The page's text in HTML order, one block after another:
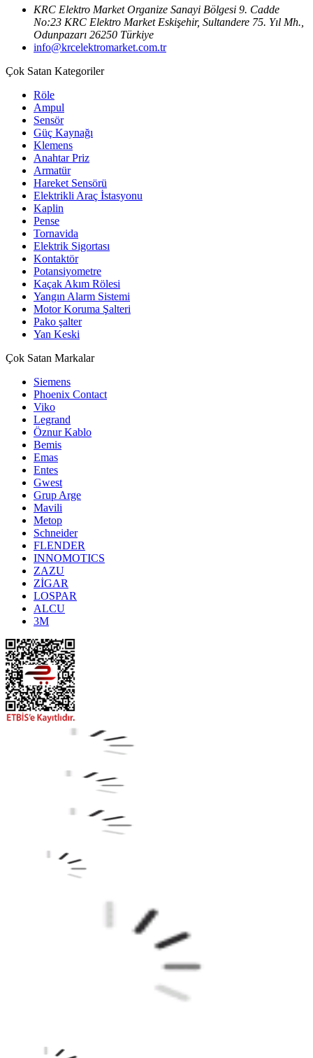
KRC Elektro Market Organize Sanayi Bölgesi 9. Cadde
No:23 KRC Elektro Market Eskişehir, Sultandere 75. Yıl Mh.,
Odunpazarı 26250 Türkiye
info@krcelektromarket.com.tr
Çok Satan Kategoriler
Röle
Ampul
Sensör
Güç Kaynağı
Klemens
Anahtar Priz
Armatür
Hareket Sensörü
Elektrikli Araç İstasyonu
Kaplin
Pense
Tornavida
Elektrik Sigortası
Kontaktör
Potansiyometre
Kaçak Akım Rölesi
Yangın Alarm Sistemi
Motor Koruma Şalteri
Pako şalter
Yan Keski
Çok Satan Markalar
Siemens
Phoenix Contact
Viko
Legrand
Öznur Kablo
Bemis
Emas
Entes
Gwest
Grup Arge
Mavili
Metop
Schneider
FLENDER
INNOMOTICS
ZAZU
ZİGAR
LOSPAR
ALCU
3M